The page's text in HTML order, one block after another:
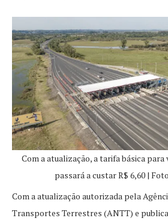
Com a atualização, a tarifa básica
passará a custar R$ 6,60 |
Com a atualização autorizada pela
Transportes Terrestres (ANTT) e